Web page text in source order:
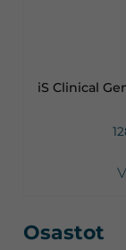
iS Clinical
Osastot